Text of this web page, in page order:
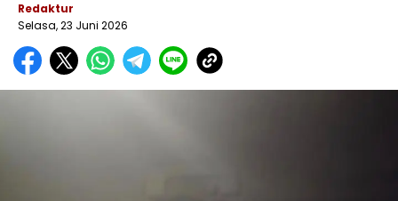
Redaktur
Selasa, 23 Juni 2026